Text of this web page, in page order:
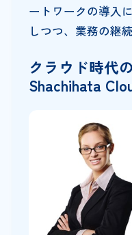
ートワークの導入
しつつ、業務の継
クラウド時代
Shachihata